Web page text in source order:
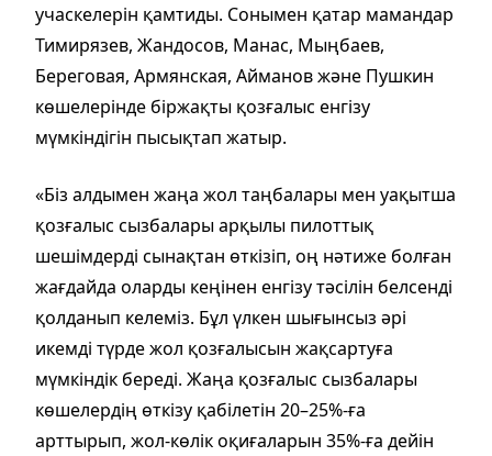
учаскелерін қамтиды. Сонымен қатар мамандар
Тимирязев, Жандосов, Манас, Мыңбаев,
Береговая, Армянская, Айманов және Пушкин
көшелерінде біржақты қозғалыс енгізу
мүмкіндігін пысықтап жатыр.
«Біз алдымен жаңа жол таңбалары мен уақытша
қозғалыс сызбалары арқылы пилоттық
шешімдерді сынақтан өткізіп, оң нәтиже болған
жағдайда оларды кеңінен енгізу тәсілін белсенді
қолданып келеміз. Бұл үлкен шығынсыз әрі
икемді түрде жол қозғалысын жақсартуға
мүмкіндік береді. Жаңа қозғалыс сызбалары
көшелердің өткізу қабілетін 20–25%-ға
арттырып, жол-көлік оқиғаларын 35%-ға дейін